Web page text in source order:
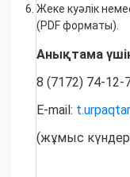
Жеке куәлік
(PDF форматы).
Анықтама
8 (7172) 74-12-
E-mail:
(жұмыс